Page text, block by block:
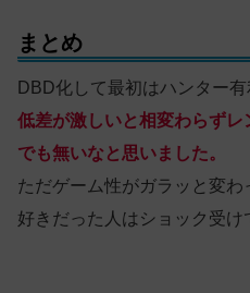
まとめ
DBD化して最初はハンター有
低差が激しいと相変わらず
でも無いなと思いました。
ただゲーム性がガラッと変
好きだった人はショック受け